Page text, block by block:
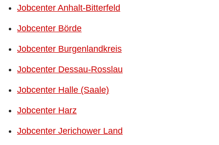
Jobcenter Anhalt-Bitterfeld
Jobcenter Börde
Jobcenter Burgenlandkreis
Jobcenter Dessau-Rosslau
Jobcenter Halle (Saale)
Jobcenter Harz
Jobcenter Jerichower Land